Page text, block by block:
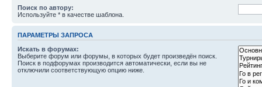
Поиск по автору:
Используйте * в качестве шаблона.
ПАРАМЕТРЫ ЗАПРОСА
Искать в форумах:
Выберите форум или форумы, в которых будет произведён поиск.
Поиск в подфорумах производится автоматически, если вы не
отключили соответствующую опцию ниже.